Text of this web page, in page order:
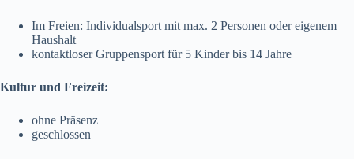
Im Freien: Individualsport mit max. 2 Personen oder eigenem
Haushalt
kontaktloser Gruppensport für 5 Kinder bis 14 Jahre
Kultur und Freizeit:
ohne Präsenz
geschlossen